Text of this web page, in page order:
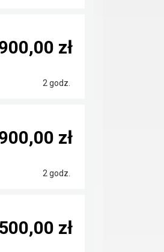
2 godz.
zł
2 godz.
zł
zł